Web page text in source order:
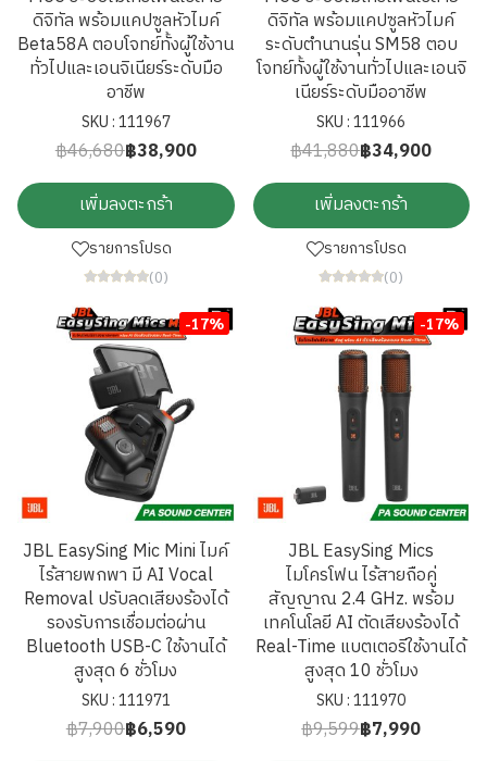
ดิจิทัล พร้อมแคปซูลหัวไมค์
Beta58A ตอบโจทย์ทั้งผู้ใช้งาน
ทั่วไปและเอนจิเนียร์ระดับมือ
อาชีพ
SKU : 111967
฿46,680฿38,900
เพิ่มลงตะกร้า
รายการโปรด
(0)
ดิจิทัล พร้อมแคปซูลหัวไมค์
ระดับตำนานรุ่น SM58 ตอบ
โจทย์ทั้งผู้ใช้งานทั่วไปและเอนจิ
เนียร์ระดับมืออาชีพ
SKU : 111966
฿41,880฿34,900
เพิ่มลงตะกร้า
รายการโปรด
(0)
-17%
JBL EasySing Mic Mini ไมค์
ไร้สายพกพา มี AI Vocal
Removal ปรับลดเสียงร้องได้
รองรับการเชื่อมต่อผ่าน
Bluetooth USB-C ใช้งานได้
สูงสุด 6 ชั่วโมง
SKU : 111971
฿7,900฿6,590
-17%
JBL EasySing Mics
ไมโครโฟน ไร้สายถือคู่
สัญญาณ 2.4 GHz. พร้อม
เทคโนโลยี AI ตัดเสียงร้องได้
Real-Time แบตเตอรีใช้งานได้
สูงสุด 10 ชั่วโมง
SKU : 111970
฿9,599฿7,990